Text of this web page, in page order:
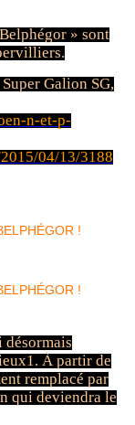
» sont
Galion SG,
n-et-p-
04/13/3188
À partir de
remplacé par
qui deviendra le